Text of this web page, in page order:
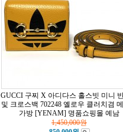
GUCCI 구찌 X 아디다스 홀스빗 미니
및 크로스백 702248 옐로우 클러치겸
가방 [YENAM] 명품쇼핑몰 예남
1,450,000원